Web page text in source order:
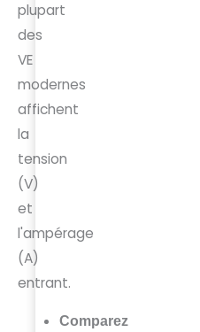
plupart
des
VE
modernes
affichent
la
tension
(V)
et
l'ampérage
(A)
entrant.
Comparez